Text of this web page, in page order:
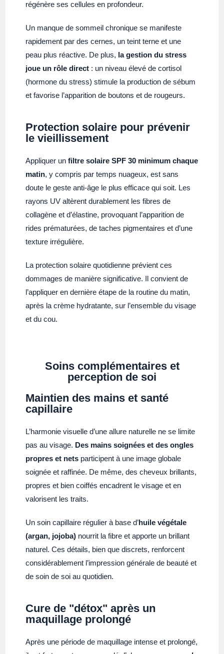
régénère ses cellules en profondeur.
Un manque de sommeil chronique se manifeste
rapidement par des cernes, un teint terne et une
peau plus réactive. De plus, la gestion du stress
joue un rôle direct : un niveau élevé de cortisol
(hormone du stress) stimule la production de sébum
et favorise l’apparition de boutons et de rougeurs.
Protection solaire pour prévenir
le vieillissement
Appliquer unfiltre solaire SPF 30 minimum chaque
matin, y compris par temps nuageux, est sans
doute le geste anti-âge le plus efficace qui soit. Les
rayons UV altèrent durablement les fibres de
collagène et d’élastine, provoquant l’apparition de
rides prématurées, de taches pigmentaires et d’une
texture irrégulière.
La protection solaire quotidienne prévient ces
dommages de manière significative. Il convient de
l’appliquer en dernière étape de la routine du matin,
après la crème hydratante, sur l’ensemble du visage
et du cou.
Soins complémentaires et
perception de soi
Maintien des mains et santé
capillaire
L’harmonie visuelle d’une allure naturelle ne se limite
pas au visage. Des mains soignées et des ongles
propres et nets participent à une image globale
soignée et raffinée. De même, des cheveux brillants,
propres et bien coiffés encadrent le visage et en
valorisent les traits.
Un soin capillaire régulier à base d’huile végétale
(argan, jojoba) nourrit la fibre et apporte un brillant
naturel. Ces détails, bien que discrets, renforcent
considérablement l’impression générale de beauté et
de soin de soi au quotidien.
Cure de "détox" après un
maquillage prolongé
Après une période de maquillage intense et prolongé,